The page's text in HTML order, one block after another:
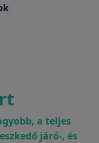
a teljes
járó-, és